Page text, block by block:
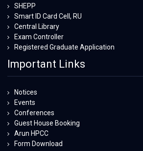
SHEPP
Smart ID Card Cell, RU
Central Library
Exam Controller
Registered Graduate Application
Important Links
Notices
Events
Conferences
Guest House Booking
Arun HPCC
Form Download